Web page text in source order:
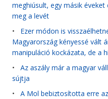
meghiúsult, egy másik
meg a levét
• Ezer módon is
Magyarország kényessé vált
manipuláció kockázata, de a
• Az aszály már a magyar
sújtja
• A Mol bebiztosította erre